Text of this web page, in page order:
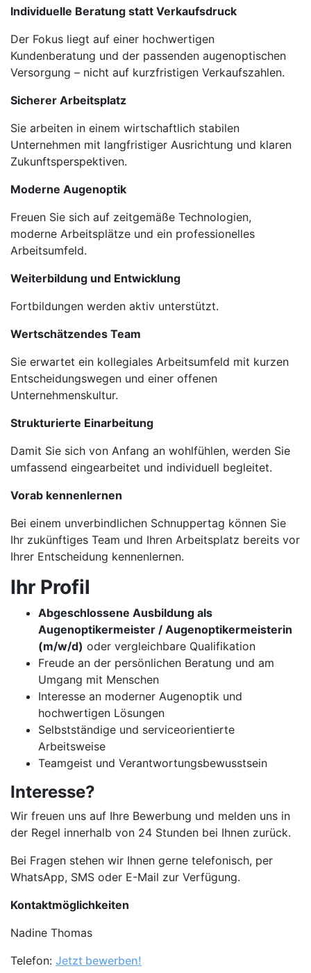
Individuelle Beratung statt Verkaufsdruck
Der Fokus liegt auf einer hochwertigen
Kundenberatung und der passenden augenoptischen
Versorgung – nicht auf kurzfristigen Verkaufszahlen.
Sicherer Arbeitsplatz
Sie arbeiten in einem wirtschaftlich stabilen
Unternehmen mit langfristiger Ausrichtung und klaren
Zukunftsperspektiven.
Moderne Augenoptik
Freuen Sie sich auf zeitgemäße Technologien,
moderne Arbeitsplätze und ein professionelles
Arbeitsumfeld.
Weiterbildung und Entwicklung
Fortbildungen werden aktiv unterstützt.
Wertschätzendes Team
Sie erwartet ein kollegiales Arbeitsumfeld mit kurzen
Entscheidungswegen und einer offenen
Unternehmenskultur.
Strukturierte Einarbeitung
Damit Sie sich von Anfang an wohlfühlen, werden Sie
umfassend eingearbeitet und individuell begleitet.
Vorab kennenlernen
Bei einem unverbindlichen Schnuppertag können Sie
Ihr zukünftiges Team und Ihren Arbeitsplatz bereits vor
Ihrer Entscheidung kennenlernen.
Ihr Profil
Abgeschlossene Ausbildung als
Augenoptikermeister / Augenoptikermeisterin
(m/w/d) oder vergleichbare Qualifikation
Freude an der persönlichen Beratung und am
Umgang mit Menschen
Interesse an moderner Augenoptik und
hochwertigen Lösungen
Selbstständige und serviceorientierte
Arbeitsweise
Teamgeist und Verantwortungsbewusstsein
Interesse?
Wir freuen uns auf Ihre Bewerbung und melden uns in
der Regel innerhalb von 24 Stunden bei Ihnen zurück.
Bei Fragen stehen wir Ihnen gerne telefonisch, per
WhatsApp, SMS oder E-Mail zur Verfügung.
Kontaktmöglichkeiten
Nadine Thomas
Telefon: Jetzt bewerben!